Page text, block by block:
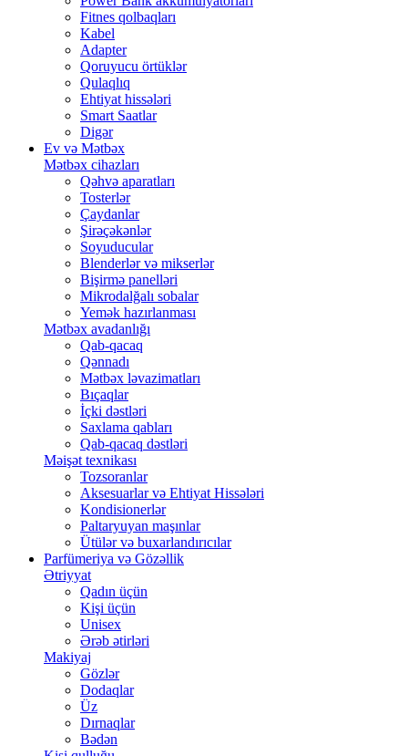
Fitnes qolbaqları
Kabel
Adapter
Qoruyucu örtüklər
Qulaqlıq
Ehtiyat hissələri
Smart Saatlar
Digər
Ev və Mətbəx
Mətbəx cihazları
Qəhvə aparatları
Tosterlər
Çaydanlar
Şirəçəkənlər
Soyuducular
Blenderlər və mikserlər
Bişirmə panelləri
Mikrodalğalı sobalar
Yemək hazırlanması
Mətbəx avadanlığı
Qab-qacaq
Qənnadı
Mətbəx ləvazimatları
Bıçaqlar
İçki dəstləri
Saxlama qabları
Qab-qacaq dəstləri
Məişət texnikası
Tozsoranlar
Aksesuarlar və Ehtiyat Hissələri
Kondisionerlər
Paltaryuyan maşınlar
Ütülər və buxarlandırıcılar
Parfümeriya və Gözəllik
Ətriyyat
Qadın üçün
Kişi üçün
Unisex
Ərəb ətirləri
Makiyaj
Gözlər
Dodaqlar
Üz
Dırnaqlar
Bədən